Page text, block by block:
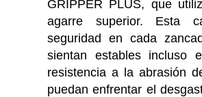
GRIPPER PLUS, que
agarre superior. Esta
seguridad en cada
sientan estables incluso
resistencia a la abrasión
puedan enfrentar el